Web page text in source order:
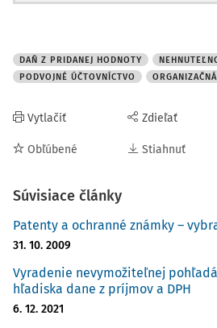
DAŇ Z PRIDANEJ HODNOTY
PODVOJNÉ ÚČTOVNÍCTVO
Vytlačiť
Obľúbené
Zdieľať
Stiahnuť
Súvisiace články
Patenty a ochranné známky –
31. 10. 2009
Vyradenie nevymožiteľnej
hľadiska dane z príjmov a DPH
6. 12. 2021